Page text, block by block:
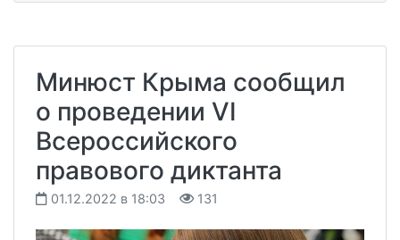
Минюст Крыма сообщил
о проведении VI
Всероссийского
правового диктанта
01.12.2022 в 18:03 131